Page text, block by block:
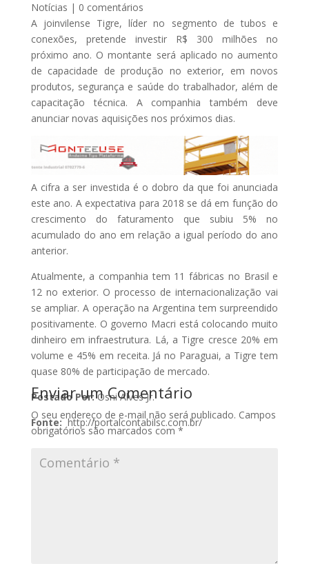
Notícias | 0 comentários
A joinvilense Tigre, líder no segmento de tubos e
conexões, pretende investir R$ 300 milhões no
próximo ano. O montante será aplicado no aumento
de capacidade de produção no exterior, em novos
produtos, segurança e saúde do trabalhador, além de
capacitação técnica. A companhia também deve
anunciar novas aquisições nos próximos dias.
A cifra a ser investida é o dobro da que foi anunciada
este ano. A expectativa para 2018 se dá em função do
crescimento do faturamento que subiu 5% no
acumulado do ano em relação a igual período do ano
anterior.
Atualmente, a companhia tem 11 fábricas no Brasil e
12 no exterior. O processo de internacionalização vai
se ampliar. A operação na Argentina tem surpreendido
positivamente. O governo Macri está colocando muito
dinheiro em infraestrutura. Lá, a Tigre cresce 20% em
volume e 45% em receita. Já no Paraguai, a Tigre tem
quase 80% de participação de mercado.
Postado Por:Osni Alves Jr.
Fonte:http://portalcontabilsc.com.br/
Enviar um Comentário
O seu endereço de e-mail não será publicado. Campos
obrigatórios são marcados com *